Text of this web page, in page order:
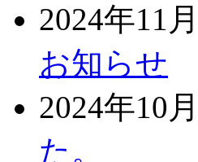
2024年11
お知らせ
2024年10
た。